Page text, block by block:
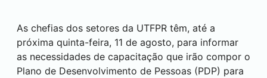
As chefias dos setores da UTFPR têm, até a
próxima quinta-feira, 11 de agosto, para informar
as necessidades de capacitação que irão compor o
Plano de Desenvolvimento de Pessoas (PDP) para